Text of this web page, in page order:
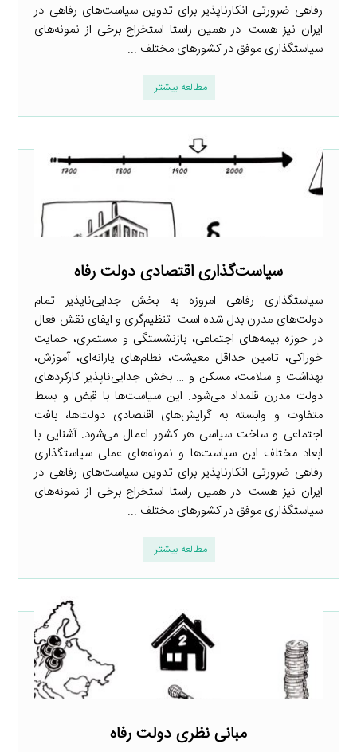
رفاهی ضرورتی انکارناپذیر برای تدوین سیاست‌های رفاهی در
ایران نیز هست. در همین راستا استخراج برخی از نمونه‌های
سیاستگذاری موفق در کشورهای مختلف ...
مطالعه بیشتر
سیاست‌گذاری اقتصادی دولت رفاه
سیاستگذاری رفاهی امروزه به بخش جدایی‌ناپذیر تمام
دولت‌های مدرن بدل شده است. تنظیم‌گری و ایفای نقش فعال
در حوزه بیمه‌های اجتماعی، بازنشستگی و مستمری، حمایت
خوراکی، تامین حداقل معیشت، نظام‌های یارانه‌ای، آموزش،
بهداشت و سلامت، مسکن و … بخش جدایی‌ناپذیر کارکردهای
دولت مدرن قلمداد می‌شود. این سیاست‌ها با قبض و بسط
متفاوت و وابسته به گرایش‌های اقتصادی دولت‌ها، بافت
اجتماعی و ساخت سیاسی هر کشور اعمال می‌شود. آشنایی با
ابعاد مختلف این سیاست‌ها و نمونه‌های عملی سیاستگذاری
رفاهی ضرورتی انکارناپذیر برای تدوین سیاست‌های رفاهی در
ایران نیز هست. در همین راستا استخراج برخی از نمونه‌های
سیاستگذاری موفق در کشورهای مختلف ...
مطالعه بیشتر
مبانی نظری دولت رفاه